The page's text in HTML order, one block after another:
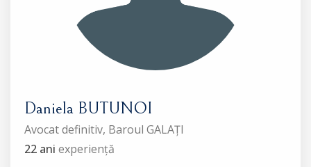
Daniela BUTUNOI
Avocat definitiv, Baroul GALAȚI
22 ani experiență